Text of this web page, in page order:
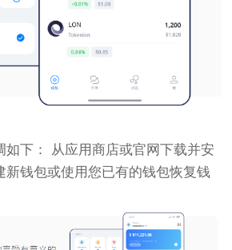
如下： 从应用商店或官网下载并安
新钱包或使用您已有的钱包恢复钱